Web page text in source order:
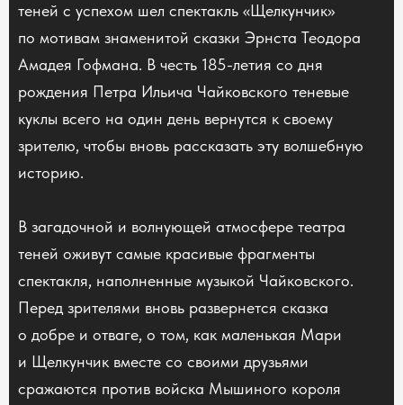
теней с успехом шел спектакль «Щелкунчик»
по мотивам знаменитой сказки Эрнста Теодора
Амадея Гофмана. В честь 185-летия со дня
рождения Петра Ильича Чайковского теневые
куклы всего на один день вернутся к своему
зрителю, чтобы вновь рассказать эту волшебную
историю.
В загадочной и волнующей атмосфере театра
теней оживут самые красивые фрагменты
спектакля, наполненные музыкой Чайковского.
Перед зрителями вновь развернется сказка
о добре и отваге, о том, как маленькая Мари
и Щелкунчик вместе со своими друзьями
сражаются против войска Мышиного короля